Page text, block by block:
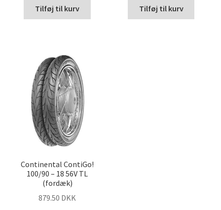
Tilføj til kurv Tilføj til kurv
Continental ContiGo!
100/90 – 18 56V TL
(fordæk)
879.50 DKK